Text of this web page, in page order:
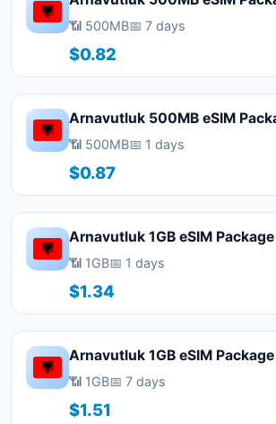
📶 500MB📅 7 days
$0.82
Arnavutluk 500MB eSIM
📶 500MB📅 1 days
$0.87
Arnavutluk 1GB eSIM Package
📶 1GB📅 1 days
$1.34
Arnavutluk 1GB eSIM Package
📶 1GB📅 7 days
$1.51